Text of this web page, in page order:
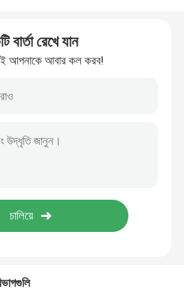
বার্তা রেখে যান
আপনাকে আবার কল করব!